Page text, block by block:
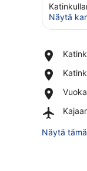
Näytä
Place,
Golf
Place,
Place,
(KAJ)
Näytä